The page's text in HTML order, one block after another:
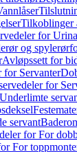
Tilkoblinger
for
og
Avløpssett for
for Servanter
for
Underlimte
servant
for For
For